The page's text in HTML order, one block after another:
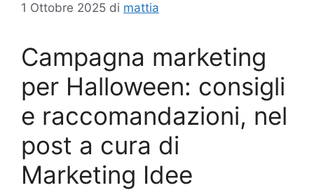
1 Ottobre 2025 di mattia
Campagna marketing
per Halloween: consigli
e raccomandazioni, nel
post a cura di
Marketing Idee